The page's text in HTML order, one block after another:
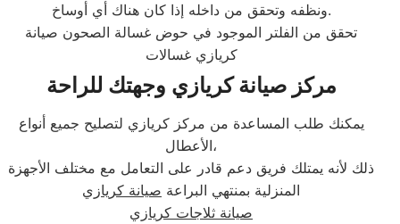
ونظفه وتحقق من داخله إذا كان هناك أي أوساخ.
تحقق من الفلتر الموجود في حوض غسالة الصحون صيانة
كريازي غسالات
مركز صيانة كريازي وجهتك للراحة
يمكنك طلب المساعدة من مركز كريازي لتصليح جميع أنواع
الأعطال،
ذلك لأنه يمتلك فريق دعم قادر على التعامل مع مختلف الأجهزة
المنزلية بمنتهي البراعة صيانة كريازي
صيانة ثلاجات كريازي